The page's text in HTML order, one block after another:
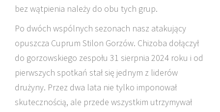
bez wątpienia należy do obu tych grup.
Po dwóch wspólnych sezonach nasz atakujący
opuszcza Cuprum Stilon Gorzów. Chizoba dołączył
do gorzowskiego zespołu 31 sierpnia 2024 roku i od
pierwszych spotkań stał się jednym z liderów
drużyny. Przez dwa lata nie tylko imponował
skutecznością, ale przede wszystkim utrzymywał